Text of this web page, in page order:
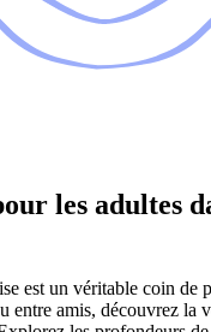
les adultes
est un véritable coin de
entre amis, découvrez la